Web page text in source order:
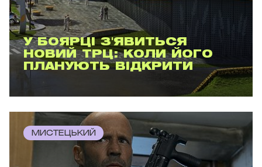
У БОЯРЦІ З'ЯВИТЬСЯ
НОВИЙ ТРЦ: КОЛИ ЙОГО
ПЛАНУЮТЬ ВІДКРИТИ
МИСТЕЦЬКИЙ